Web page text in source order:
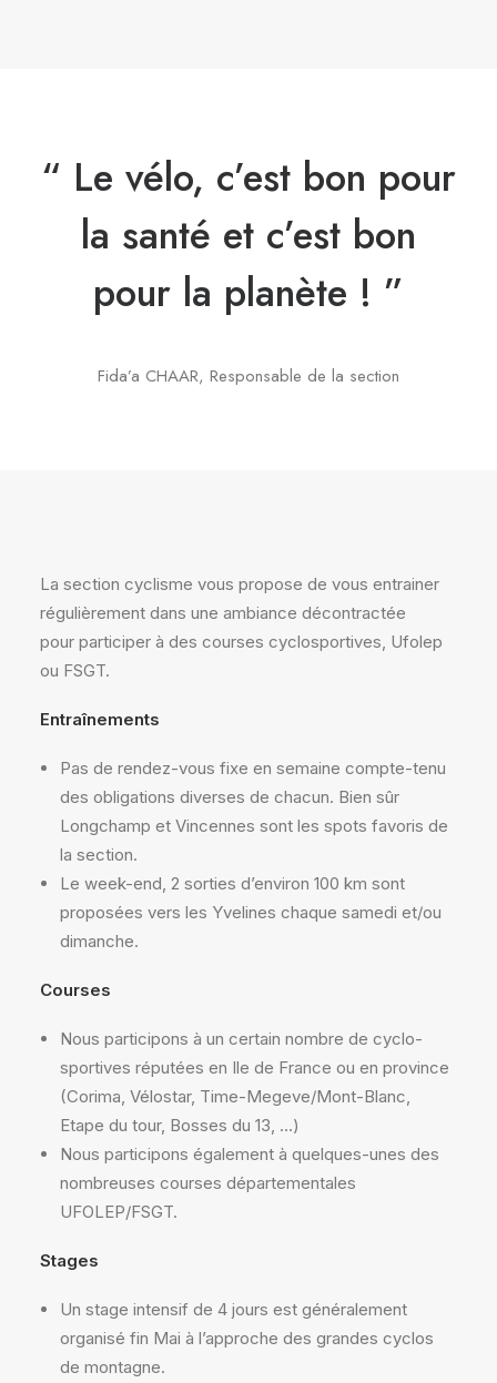
“ Le vélo, c’est bon pour
la santé et c’est bon
pour la planète ! ”
Fida’a CHAAR, Responsable de la section
La section cyclisme vous propose de vous entrainer
régulièrement dans une ambiance décontractée
pour participer à des courses cyclosportives, Ufolep
ou FSGT.
Entraînements
Pas de rendez-vous fixe en semaine compte-tenu
des obligations diverses de chacun. Bien sûr
Longchamp et Vincennes sont les spots favoris de
la section.
Le week-end, 2 sorties d’environ 100 km sont
proposées vers les Yvelines chaque samedi et/ou
dimanche.
Courses
Nous participons à un certain nombre de cyclo-
sportives réputées en Ile de France ou en province
(Corima, Vélostar, Time-Megeve/Mont-Blanc,
Etape du tour, Bosses du 13, …)
Nous participons également à quelques-unes des
nombreuses courses départementales
UFOLEP/FSGT.
Stages
Un stage intensif de 4 jours est généralement
organisé fin Mai à l’approche des grandes cyclos
de montagne.